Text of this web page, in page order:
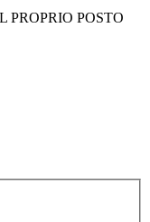
PROPRIO POSTO